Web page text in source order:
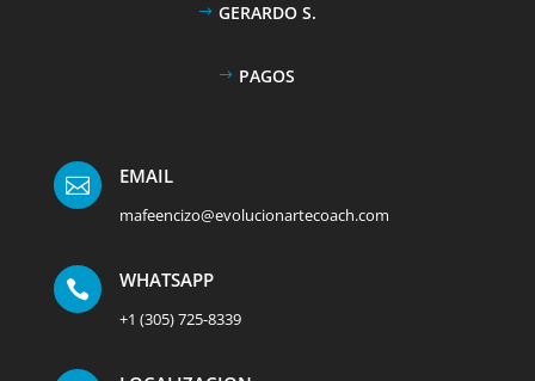
GERARDO S.
PAGOS
 EMAIL
mafeencizo@evolucionartecoach.com
 WHATSAPP
+1 (305) 725-8339